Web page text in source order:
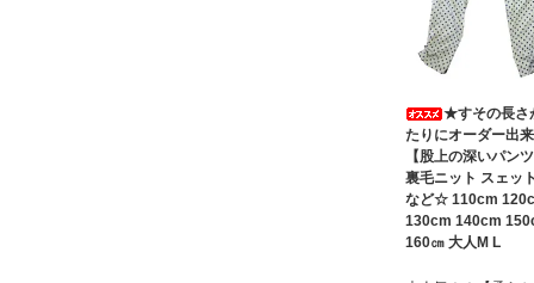
★すその長さ
たりにオーダー出
【股上の深いパン
裏毛ニット スェッ
など☆ 110cm
130cm 140cm
160㎝ 大人M L